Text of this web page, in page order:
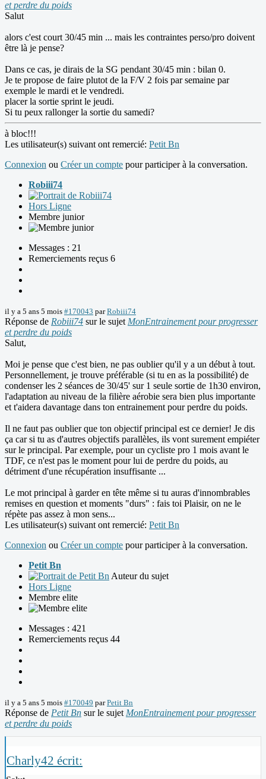
et perdre du poids
Salut
alors c'est court 30/45 min ... mais les contraintes perso/pro doivent
être là je pense?
Dans ce cas, je dirais de la SG pendant 30/45 min : bilan 0.
Je te propose de faire plutot de la F/V 2 fois par semaine par
exemple le mardi et le vendredi.
placer la sortie sprint le jeudi.
Si tu peux rallonger la sortie du samedi?
à bloc!!!
Les utilisateur(s) suivant ont remercié: Petit Bn
Connexion ou Créer un compte pour participer à la conversation.
Robiii74
Hors Ligne
Membre junior
Messages : 21
Remerciements reçus 6
il y a 5 ans 5 mois #170043 parRobiii74
Réponse de Robiii74 sur le sujet MonEntrainement pour progresser
et perdre du poids
Salut,
Moi je pense que c'est bien, ne pas oublier qu'il y a un début à tout.
Personnellement, je trouve préférable (si tu en as la possibilité) de
condenser les 2 séances de 30/45' sur 1 seule sortie de 1h30 environ,
l'adaptation au niveau de la filière aérobie sera bien plus importante
et t'aidera davantage dans ton entrainement pour perdre du poids.
Il ne faut pas oublier que ton objectif principal est ce dernier! Je dis
ça car si tu as d'autres objectifs parallèles, ils vont surement empiéter
sur le principal. Par exemple, pour un cycliste pro 1 mois avant le
TDF, ce n'est pas le moment pour lui de perdre du poids, au
détriment d'une récupération insuffisante ...
Le mot principal à garder en tête même si tu auras d'innombrables
remises en question et moments "durs" : fais toi Plaisir, on ne le
répète pas assez à mon sens...
Les utilisateur(s) suivant ont remercié: Petit Bn
Connexion ou Créer un compte pour participer à la conversation.
Petit Bn
Auteur du sujet
Hors Ligne
Membre elite
Messages : 421
Remerciements reçus 44
il y a 5 ans 5 mois #170049 parPetit Bn
Réponse de Petit Bn sur le sujet MonEntrainement pour progresser
et perdre du poids
Charly42 écrit: